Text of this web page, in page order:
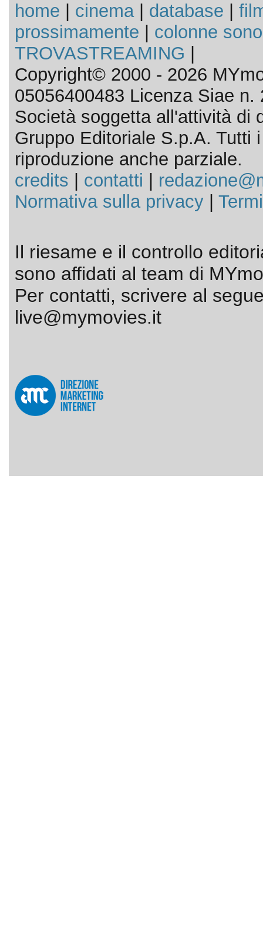
home cinema| database
prossimamente
colonne
TROVASTREAMING
Copyright© 2000 - 2026
05056400483 Licenza Siae n.
Società soggetta all'attività di
Gruppo Editoriale S.p.A. Tutti
riproduzione anche parziale.
credits
contatti
Normativa sulla privacy|
Il riesame e il controllo
sono affidati al team di
Per contatti, scrivere al
live@mymovies.it